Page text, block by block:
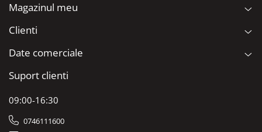
Magazinul meu
Clienti
Date comerciale
Suport clienti
09:00-16:30
0746111600